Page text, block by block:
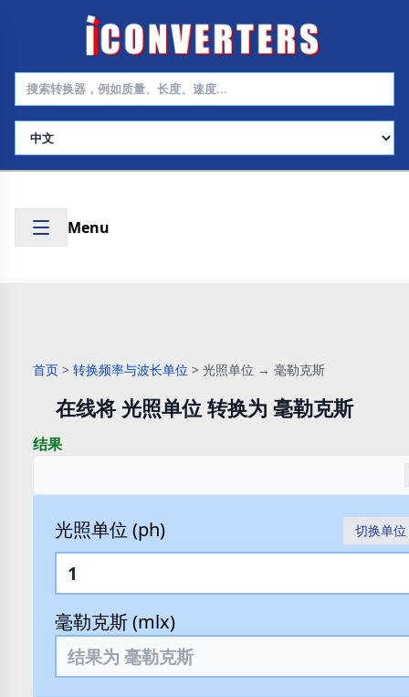
选择语言
Menu
首页 > 转换频率与波长单位 > 光照单位 → 毫勒克斯
在线将 光照单位 转换为 毫勒克斯
结果
光照单位 (ph) 切换单位
毫勒克斯 (mlx)